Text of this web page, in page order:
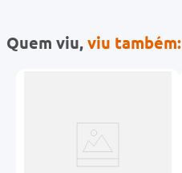
Quem viu,viu também: